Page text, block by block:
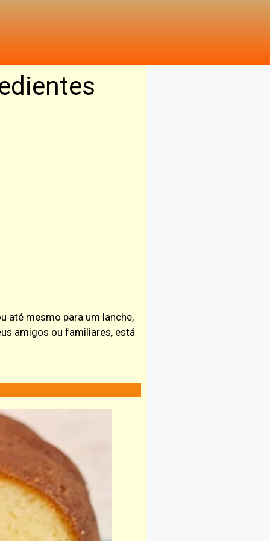
até mesmo para um lanche,
amigos ou familiares, está